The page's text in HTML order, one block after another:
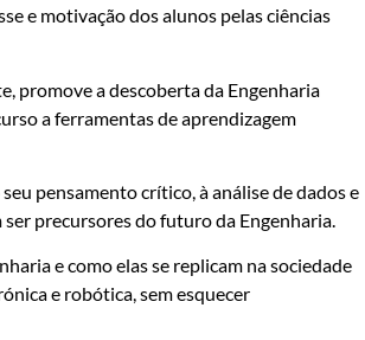
e motivação dos alunos pelas ciências
promove a descoberta da Engenharia
a ferramentas de aprendizagem
pensamento crítico, à análise de dados e
precursores do futuro da Engenharia.
e como elas se replicam na sociedade
e robótica, sem esquecer